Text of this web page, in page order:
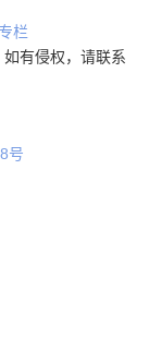
栏
有侵权，请联系
号